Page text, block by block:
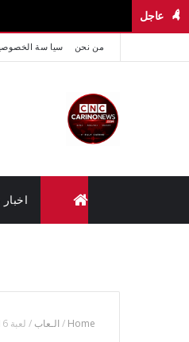
عاجل
تابعنا على منصاتنا لتصلك آخر
من نحن سيا سة
Home
/ الـعاب / لعبة fifa 2016